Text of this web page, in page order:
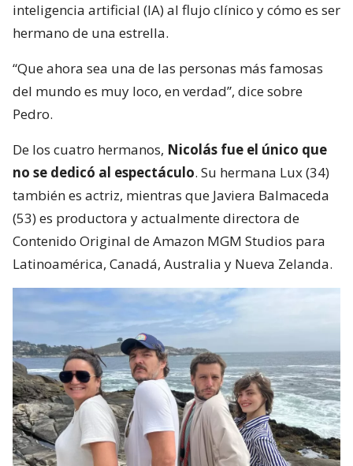
inteligencia artificial (IA) al flujo clínico y cómo es ser
hermano de una estrella.
“Que ahora sea una de las personas más famosas
del mundo es muy loco, en verdad”, dice sobre
Pedro.
De los cuatro hermanos, Nicolás fue el único que
no se dedicó al espectáculo. Su hermana Lux (34)
también es actriz, mientras que Javiera Balmaceda
(53) es productora y actualmente directora de
Contenido Original de Amazon MGM Studios para
Latinoamérica, Canadá, Australia y Nueva Zelanda.